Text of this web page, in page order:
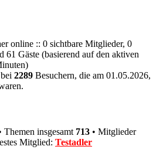
online :: 0 sichtbare Mitglieder, 0
61 Gäste (basierend auf den aktiven
2289 Besuchern, die am 01.05.2026,
Themen insgesamt 713 • Mitglieder
Mitglied: Testadler